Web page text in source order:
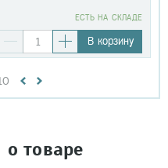
EСТЬ НА СКЛАДЕ
В корзину
товаре